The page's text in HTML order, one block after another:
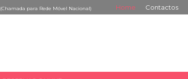
(Chamada para Rede Móvel Nacional) Home Contactos